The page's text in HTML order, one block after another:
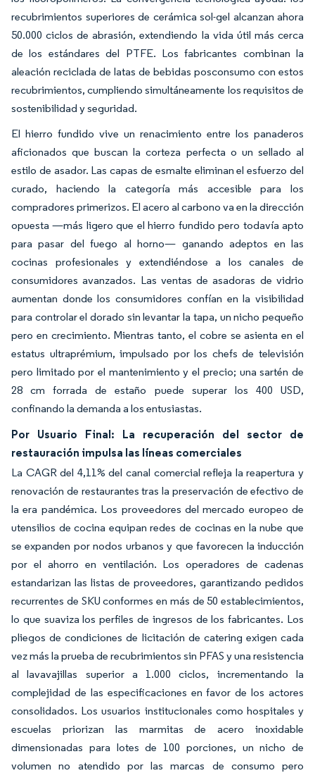
recubrimientos superiores de cerámica sol-gel alcanzan ahora
50.000 ciclos de abrasión, extendiendo la vida útil más cerca
de los estándares del PTFE. Los fabricantes combinan la
aleación reciclada de latas de bebidas posconsumo con estos
recubrimientos, cumpliendo simultáneamente los requisitos de
sostenibilidad y seguridad.
El hierro fundido vive un renacimiento entre los panaderos
aficionados que buscan la corteza perfecta o un sellado al
estilo de asador. Las capas de esmalte eliminan el esfuerzo del
curado, haciendo la categoría más accesible para los
compradores primerizos. El acero al carbono va en la dirección
opuesta —más ligero que el hierro fundido pero todavía apto
para pasar del fuego al horno— ganando adeptos en las
cocinas profesionales y extendiéndose a los canales de
consumidores avanzados. Las ventas de asadoras de vidrio
aumentan donde los consumidores confían en la visibilidad
para controlar el dorado sin levantar la tapa, un nicho pequeño
pero en crecimiento. Mientras tanto, el cobre se asienta en el
estatus ultraprémium, impulsado por los chefs de televisión
pero limitado por el mantenimiento y el precio; una sartén de
28 cm forrada de estaño puede superar los 400 USD,
confinando la demanda a los entusiastas.
Por Usuario Final: La recuperación del sector de
restauración impulsa las líneas comerciales
La CAGR del 4,11% del canal comercial refleja la reapertura y
renovación de restaurantes tras la preservación de efectivo de
la era pandémica. Los proveedores del mercado europeo de
utensilios de cocina equipan redes de cocinas en la nube que
se expanden por nodos urbanos y que favorecen la inducción
por el ahorro en ventilación. Los operadores de cadenas
estandarizan las listas de proveedores, garantizando pedidos
recurrentes de SKU conformes en más de 50 establecimientos,
lo que suaviza los perfiles de ingresos de los fabricantes. Los
pliegos de condiciones de licitación de catering exigen cada
vez más la prueba de recubrimientos sin PFAS y una resistencia
al lavavajillas superior a 1.000 ciclos, incrementando la
complejidad de las especificaciones en favor de los actores
consolidados. Los usuarios institucionales como hospitales y
escuelas priorizan las marmitas de acero inoxidable
dimensionadas para lotes de 100 porciones, un nicho de
volumen no atendido por las marcas de consumo pero